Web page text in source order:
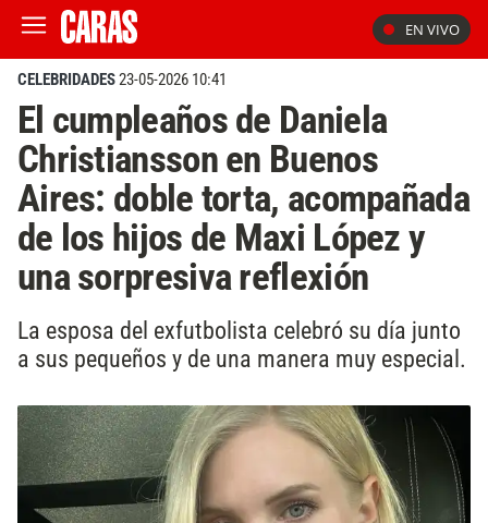
EN VIVO
CELEBRIDADES23-05-2026 10:41
El cumpleaños de Daniela
Christiansson en Buenos
Aires: doble torta, acompañada
de los hijos de Maxi López y
una sorpresiva reflexión
La esposa del exfutbolista celebró su día junto
a sus pequeños y de una manera muy especial.